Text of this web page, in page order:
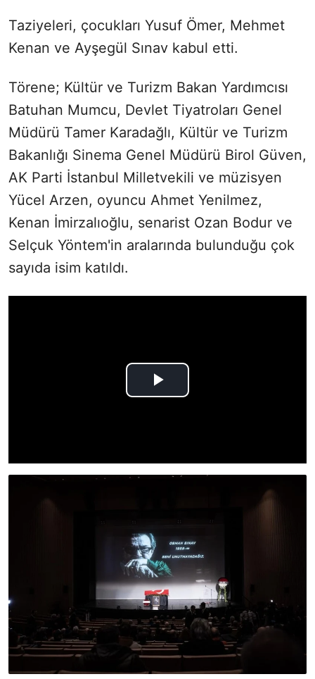
Taziyeleri, çocukları Yusuf Ömer, Mehmet
Kenan ve Ayşegül Sınav kabul etti.
Törene; Kültür ve Turizm Bakan Yardımcısı
Batuhan Mumcu, Devlet Tiyatroları Genel
Müdürü Tamer Karadağlı, Kültür ve Turizm
Bakanlığı Sinema Genel Müdürü Birol Güven,
AK Parti İstanbul Milletvekili ve müzisyen
Yücel Arzen, oyuncu Ahmet Yenilmez,
Kenan İmirzalıoğlu, senarist Ozan Bodur ve
Selçuk Yöntem'in aralarında bulunduğu çok
sayıda isim katıldı.